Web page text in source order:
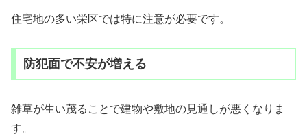
住宅地の多い栄区では特に注意が必要です。
防犯面で不安が増える
雑草が生い茂ることで建物や敷地の見通しが悪くなりま
す。